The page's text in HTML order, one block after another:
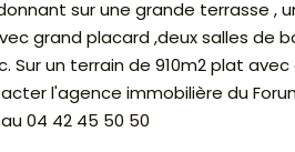
sur une grande terrasse ,
grand placard ,deux salles de
Sur un terrain de 910m2 plat
l'agence immobilière du
04 42 45 50 50